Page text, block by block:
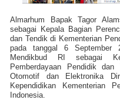
Almarhum Bapak Tagor
sebagai Kepala Bagian
dan Tendik di Kementerian
pada tanggal 6 September
Mendikbud RI sebagai
Pemberdayaan Pendidik dan
Otomotif dan Elektronika
Kependidikan Kementerian
Indonesia.